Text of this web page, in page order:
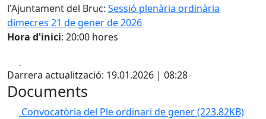
l'Ajuntament del Bruc: Sessió plenària ordinària
dimecres 21 de gener de 2026
Hora d'inici: 20:00 hores
Darrera actualització: 19.01.2026 | 08:28
Documents
Convocatòria del Ple ordinari de gener(223.82KB)